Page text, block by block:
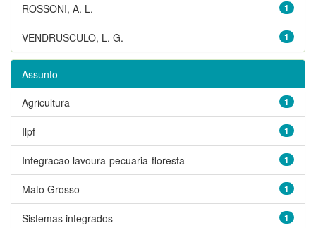
1
ROSSONI, A. L.
1
VENDRUSCULO, L. G.
Assunto
1
Agricultura
1
Ilpf
1
Integracao lavoura-pecuaria-floresta
1
Mato Grosso
1
Sistemas integrados